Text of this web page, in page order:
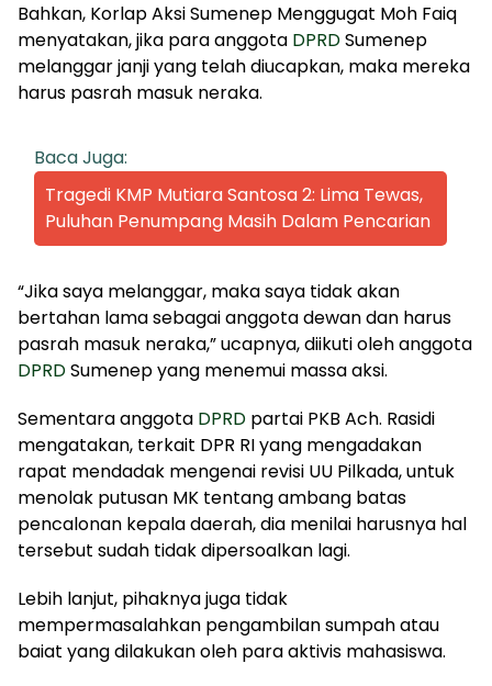
Bahkan, Korlap Aksi Sumenep Menggugat Moh Faiq
menyatakan, jika para anggota DPRDSumenep
melanggar janji yang telah diucapkan, maka mereka
harus pasrah masuk neraka.
Baca Juga:
Tragedi KMP Mutiara Santosa 2: Lima Tewas,
Puluhan Penumpang Masih Dalam Pencarian
“Jika saya melanggar, maka saya tidak akan
bertahan lama sebagai anggota dewan dan harus
pasrah masuk neraka,” ucapnya, diikuti oleh anggota
DPRDSumenep yang menemui massa aksi.
Sementara anggota DPRD partai PKB Ach. Rasidi
mengatakan, terkait DPR RI yang mengadakan
rapat mendadak mengenai revisi UU Pilkada, untuk
menolak putusan MK tentang ambang batas
pencalonan kepala daerah, dia menilai harusnya hal
tersebut sudah tidak dipersoalkan lagi.
Lebih lanjut, pihaknya juga tidak
mempermasalahkan pengambilan sumpah atau
baiat yang dilakukan oleh para aktivis mahasiswa.